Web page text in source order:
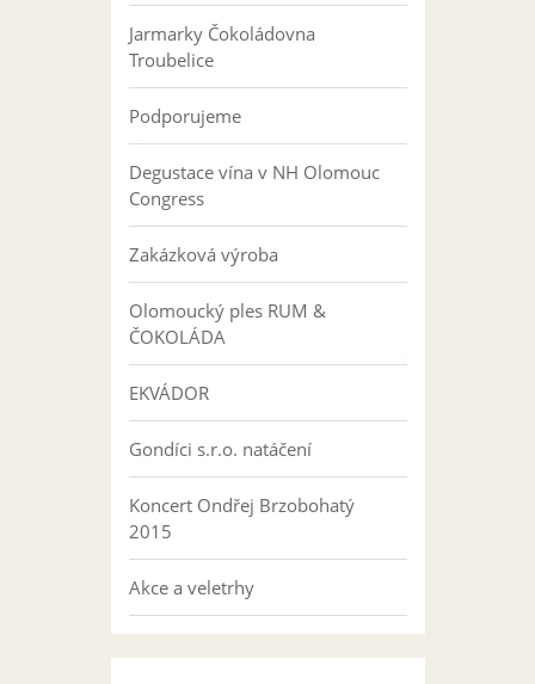
Jarmarky Čokoládovna
Troubelice
Podporujeme
Degustace vína v NH Olomouc
Congress
Zakázková výroba
Olomoucký ples RUM &
ČOKOLÁDA
EKVÁDOR
Gondíci s.r.o. natáčení
Koncert Ondřej Brzobohatý
2015
Akce a veletrhy